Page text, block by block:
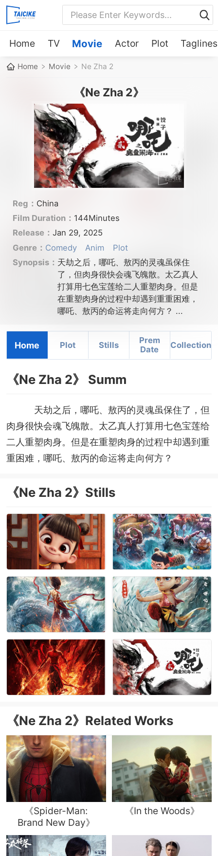
Home TV Movie Actor Plot Taglines
Home Movie Ne Zha 2
《Ne Zha 2》
Reg： China
Film Duration： 144Minutes
Release： Jan 29, 2025
Genre： Comedy Anim
Plot
Synopsis： 天劫之后，哪吒、敖丙的灵魂虽保住
了，但肉身很快会魂飞魄散。太乙真人
打算用七色宝莲给二人重塑肉身。但是
在重塑肉身的过程中却遇到重重困难，
哪吒、敖丙的命运将走向何方？ ...
Home Plot Stills
Prem
Date
Collection
《Ne Zha 2》 Summ
天劫之后，哪吒、敖丙的灵魂虽保住了，但
肉身很快会魂飞魄散。太乙真人打算用七色宝莲给
二人重塑肉身。但是在重塑肉身的过程中却遇到重
重困难，哪吒、敖丙的命运将走向何方？
《Ne Zha 2》Stills
《Ne Zha 2》Related Works
《Spider-Man:
Brand New Day》
《In the Woods》